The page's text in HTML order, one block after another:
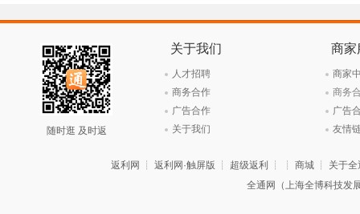
随时逛 及时返
关于我们
人才招聘
商务合作
广告合作
关于我们
商家
商家
商务
广告
友情
返利网 ┊ 返利网·触屏版 ┊ 超级返利 ┊ ┊ 商城┊
关于全
全通网（上海全博科技发